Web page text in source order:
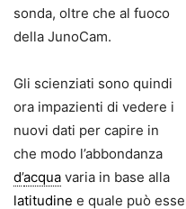
sonda, oltre che al fuoco
della JunoCam.
Gli scienziati sono quindi
ora impazienti di vedere i
nuovi dati per capire in
che modo l’abbondanza
d’acqua varia in base alla
latitudine e quale può